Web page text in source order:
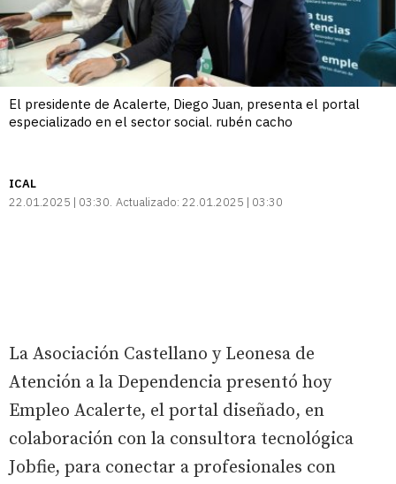
El presidente de Acalerte, Diego Juan, presenta el portal
especializado en el sector social. rubén cacho
ICAL
22.01.2025 | 03:30 Actualizado: 22.01.2025 | 03:30
La Asociación Castellano y Leonesa de
Atención a la Dependencia presentó hoy
Empleo Acalerte, el portal diseñado, en
colaboración con la consultora tecnológica
Jobfie, para conectar a profesionales con